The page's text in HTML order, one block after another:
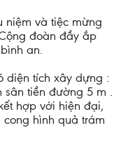
niệm và tiệc mừng
đoàn đầy ắp
an.
diện tích xây dựng :
sân tiền đường 5 m .
hợp với hiện đại,
hình quả trám